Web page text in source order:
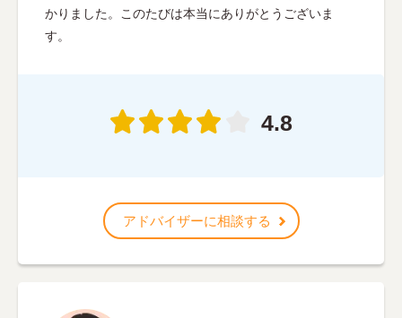
かりました。このたびは本当にありがとうございま
す。
4.8
アドバイザーに相談する